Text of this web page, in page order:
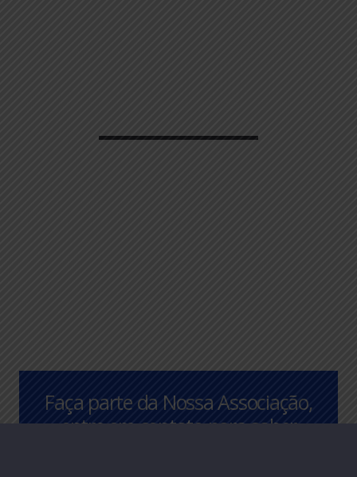
Faça parte da Nossa Associação,
entre em contato para saber